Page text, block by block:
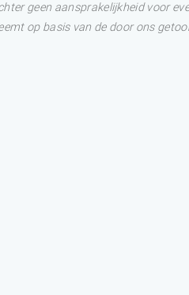
geen aansprakelijkheid voor
op basis van de door ons